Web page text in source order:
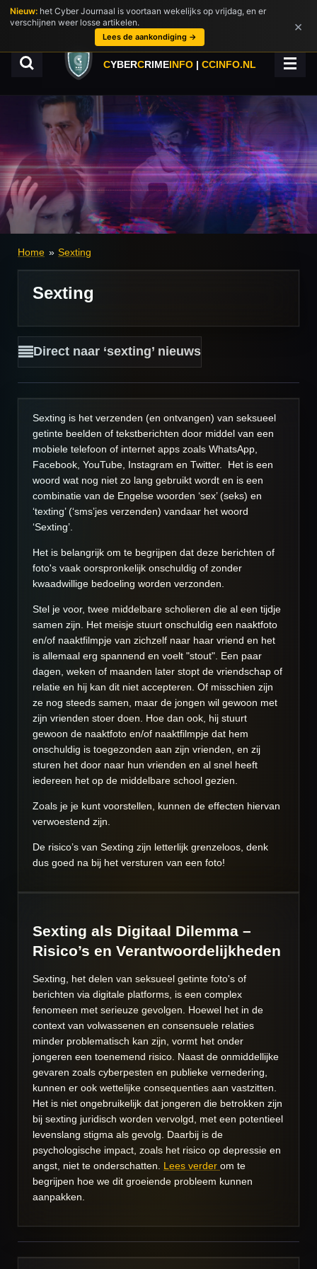
Ga
direct
hoofdinhoud
CYBERCRIMEINFO | CCINFO.NL
Home » Sexting
Sexting
Direct naar ‘sexting’ nieuws
Sexting is het verzenden (en ontvangen) van seksueel
getinte beelden of tekstberichten door middel van een
mobiele telefoon of internet apps zoals WhatsApp,
Facebook, YouTube, Instagram en Twitter.
Het is een
woord wat nog niet zo lang gebruikt wordt en is een
combinatie van de Engelse woorden ‘sex’ (seks) en
‘texting’ (‘sms’jes verzenden) vandaar het woord
‘Sexting’.
Het is belangrijk om te begrijpen dat deze berichten of
foto's vaak oorspronkelijk onschuldig of zonder
kwaadwillige bedoeling worden verzonden.
Stel je voor, twee middelbare scholieren die al een tijdje
samen zijn. Het meisje stuurt onschuldig een naaktfoto
en/of naaktfilmpje van zichzelf naar haar vriend en het
is allemaal erg spannend en voelt "stout". Een paar
dagen, weken of maanden later stopt de vriendschap of
relatie en hij kan dit niet accepteren. Of misschien zijn
ze nog steeds samen, maar de jongen wil gewoon met
zijn vrienden stoer doen. Hoe dan ook, hij stuurt
gewoon de naaktfoto en/of naaktfilmpje dat hem
onschuldig is toegezonden aan zijn vrienden, en zij
sturen het door naar hun vrienden en al snel heeft
iedereen het op de middelbare school gezien.
Zoals je je kunt voorstellen, kunnen de effecten hiervan
verwoestend zijn.
De risico’s van Sexting zijn letterlijk grenzeloos, denk
dus goed na bij het versturen van een foto!
Sexting als Digitaal Dilemma –
Risico’s en Verantwoordelijkheden
Sexting, het delen van seksueel getinte foto's of
berichten via digitale platforms, is een complex
fenomeen met serieuze gevolgen. Hoewel het in de
context van volwassenen en consensuele relaties
minder problematisch kan zijn, vormt het onder
jongeren een toenemend risico. Naast de onmiddellijke
gevaren zoals cyberpesten en publieke vernedering,
kunnen er ook wettelijke consequenties aan vastzitten.
Het is niet ongebruikelijk dat jongeren die betrokken zijn
bij sexting juridisch worden vervolgd, met een potentieel
levenslang stigma als gevolg. Daarbij is de
psychologische impact, zoals het risico op depressie en
angst, niet te onderschatten. Lees verder om te
begrijpen hoe we dit groeiende probleem kunnen
aanpakken.
Nieuw: het Cyber Journaal is voortaan wekelijks op vrijdag, en er
verschijnen weer losse artikelen.
Lees de aankondiging →
×